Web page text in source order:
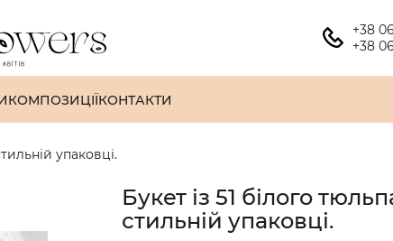
+38
+38
КОМПОЗИЦІЇКОНТАКТИ
упаковці.
Букет із 51 білого
стильній упаковці.